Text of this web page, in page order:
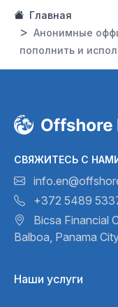
Главная
Анонимные
пополнить и
СВЯЖИТЕСЬ С
+372 5489
Bicsa Financial
Balboa, Panama
Наши услуги